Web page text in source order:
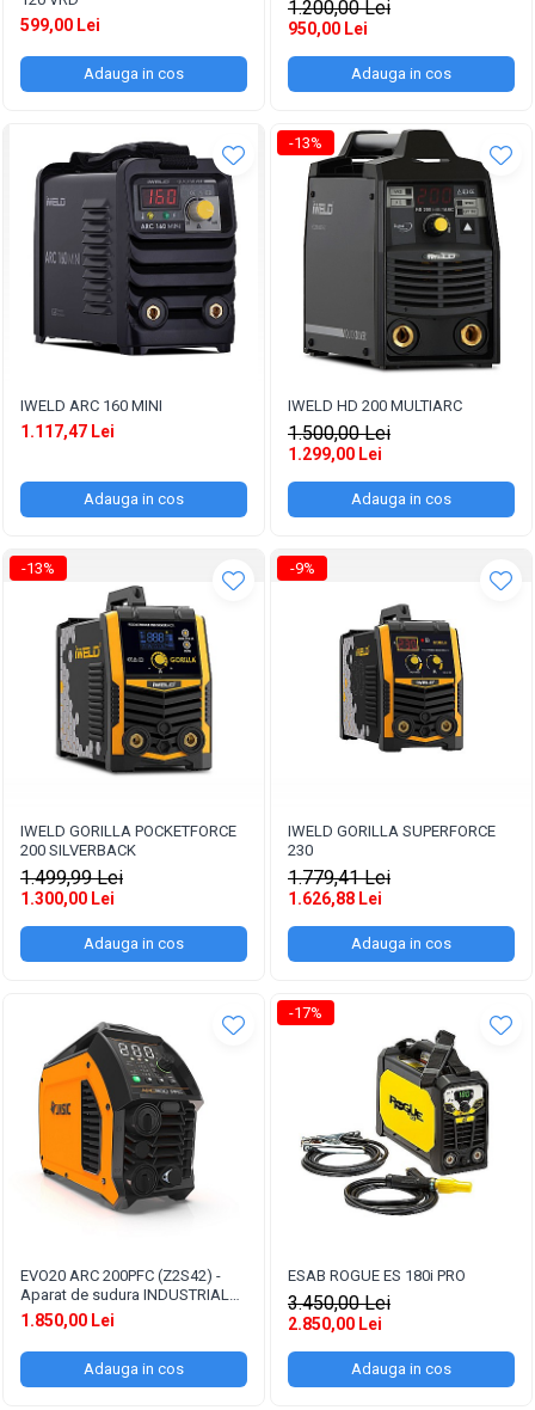
Conectori DINSE
Magneti pentru sudura
Cablu sudura
599,00 Lei
Adauga in cos
1.200,00 Lei
950,00 Lei
Adauga in cos
IWELD ARC 160 MINI
1.117,47 Lei
Adauga in cos
-13%
IWELD HD 200 MULTIARC
1.500,00 Lei
1.299,00 Lei
Adauga in cos
-13%
IWELD GORILLA POCKETFORCE
200 SILVERBACK
1.499,99 Lei
1.300,00 Lei
Adauga in cos
-9%
IWELD GORILLA SUPERFORCE
230
1.779,41 Lei
1.626,88 Lei
Adauga in cos
EVO20 ARC 200PFC (Z2S42) -
Aparat de sudura INDUSTRIAL
Jasic
1.850,00 Lei
Adauga in cos
-17%
ESAB ROGUE ES 180i PRO
3.450,00 Lei
2.850,00 Lei
Adauga in cos